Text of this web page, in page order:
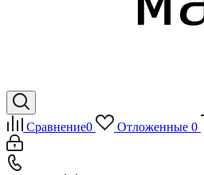
Сравнение0 Отложенные 0